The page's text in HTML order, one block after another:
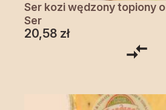
Ser kozi wędzony topiony
Ser
20,58 zł